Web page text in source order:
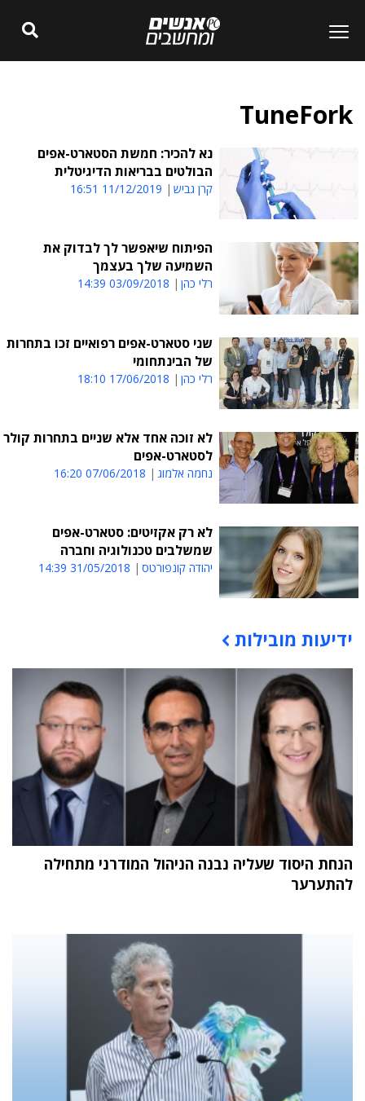
TuneFork
נא להכיר: חמשת הסטארט-אפים
הבולטים בבריאות הדיגיטלית
קרן גביש 11/12/2019 16:51
הפיתוח שיאפשר לך לבדוק את
השמיעה שלך בעצמך
רלי כהן 03/09/2018 14:39
שני סטארט-אפים רפואיים זכו בתחרות
של הבינתחומי
רלי כהן 17/06/2018 18:10
לא זוכה אחד אלא שניים בתחרות קולר
לסטארט-אפים
נחמה אלמוג 07/06/2018 16:20
לא רק אקזיטים: סטארט-אפים
שמשלבים טכנולוגיה וחברה
יהודה קונפורטס 31/05/2018 14:39
תוכן פרסומי
ידיעות מובילות
הנחת היסוד שעליה נבנה הניהול המודרני מתחילה
להתערער